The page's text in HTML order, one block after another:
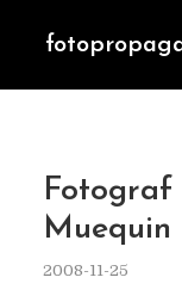
Fotograf
Muequin
2008-11-25